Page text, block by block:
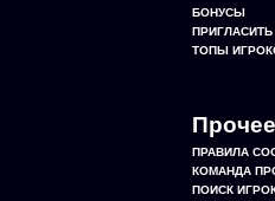
БОНУСЫ
ПРИГЛАСИТЬ
ТОПЫ
Прочее
ПРАВИЛА
КОМАНДА
ПОИСК